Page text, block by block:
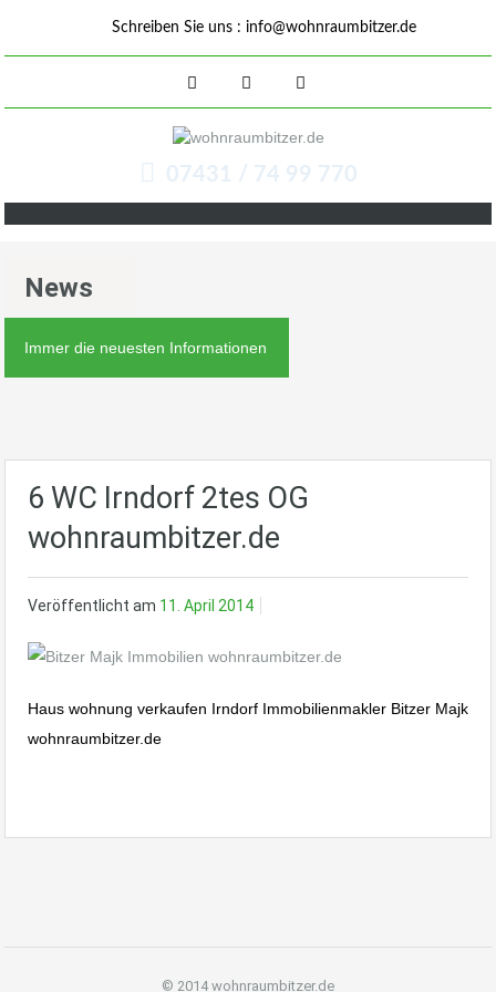
Schreiben Sie uns : info@wohnraumbitzer.de
07431 / 74 99 770
News
Immer die neuesten Informationen
6 WC Irndorf 2tes OG
wohnraumbitzer.de
Veröffentlicht am 11. April 2014
Haus wohnung verkaufen Irndorf Immobilienmakler Bitzer Majk
wohnraumbitzer.de
© 2014 wohnraumbitzer.de